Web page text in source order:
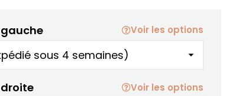
Voir les options
Voir les options